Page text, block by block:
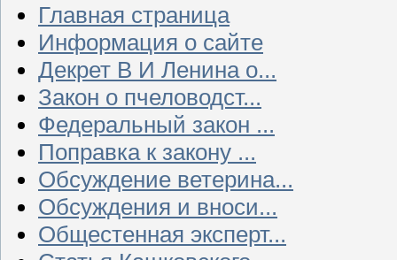
Главная страница
Информация о сайте
Декрет В И Ленина о...
Закон о пчеловодст...
Федеральный закон ...
Поправка к закону ...
Обсуждение ветерина...
Обсуждения и вноси...
Общестенная эксперт...